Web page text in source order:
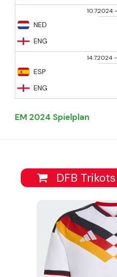
10.7.2024-
NED
ENG
14.7.2024-
ESP
ENG
EM 2024 Spielplan
DFB